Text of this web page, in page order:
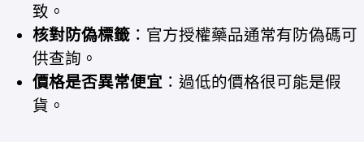
致。
核對防偽標籤 ：官方授權藥品通常有防偽碼可
供查詢。
價格是否異常便宜 ：過低的價格很可能是假
貨。